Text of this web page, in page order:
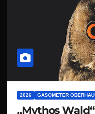
2026 GASOMETER
„Mythos